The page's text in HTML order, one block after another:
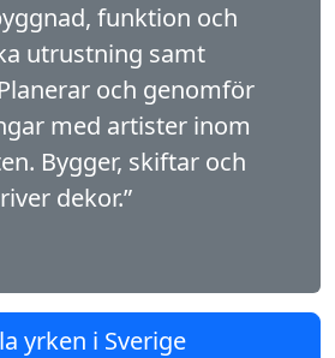
funktion och
utrustning samt
och genomför
med artister inom
Bygger, skiftar och
river dekor.”
yrken i Sverige